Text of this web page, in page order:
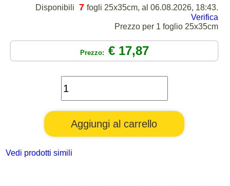
Disponibili 7 fogli 25x35cm, al 06.08.2026, 18:43.
Verifica
Prezzo per 1 foglio 25x35cm
Prezzo: € 17,87
Vedi prodotti simili